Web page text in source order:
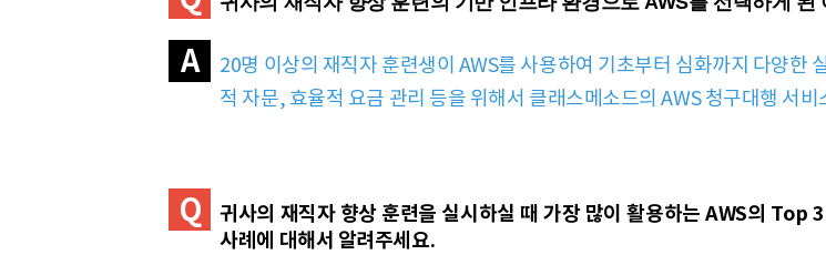
A
20명 이상의 재직자 훈련생이 AWS를 사용하여 기초부터 심화까지 다양한
적 자문, 효율적 요금 관리 등을 위해서 클래스메소드의 AWS 청구대행 서
Q
귀사의 재직자 향상 훈련을 실시하실 때 가장 많이 활용하는 AWS의 Top
사례에 대해서 알려주세요.